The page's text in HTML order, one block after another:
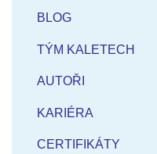
BLOG
TÝM KALETECH
AUTOŘI
KARIÉRA
CERTIFIKÁTY